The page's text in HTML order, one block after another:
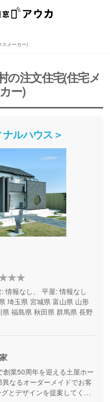
スメーカー)
ーカー、ハウスメーカー)
スメーカー)
の注文住宅(住宅メ
ー)
ルハウス＞
: 情報なし、 平屋: 情報なし
埼玉県 宮城県 富山県 山形
県 福島県 秋田県 群馬県 長野
創業50周年を迎える土屋ホー
なるオーダーメイドでお客
とデザインを提案してくれ